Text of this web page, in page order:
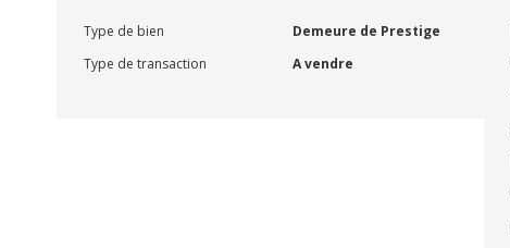
Type de bien
Demeure de Prestige
Type de transaction
A vendre